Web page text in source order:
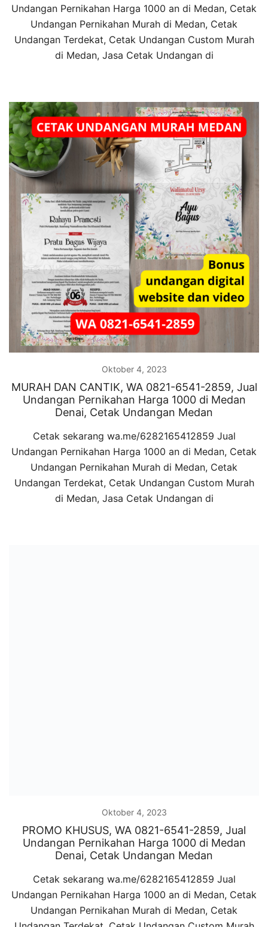
Undangan Pernikahan Harga 1000 an di Medan, Cetak
Undangan Pernikahan Murah di Medan, Cetak
Undangan Terdekat, Cetak Undangan Custom Murah
di Medan, Jasa Cetak Undangan di
Oktober 4, 2023
MURAH DAN CANTIK, WA 0821-6541-2859, Jual
Undangan Pernikahan Harga 1000 di Medan
Denai, Cetak Undangan Medan
Cetak sekarang wa.me/6282165412859 Jual
Undangan Pernikahan Harga 1000 an di Medan, Cetak
Undangan Pernikahan Murah di Medan, Cetak
Undangan Terdekat, Cetak Undangan Custom Murah
di Medan, Jasa Cetak Undangan di
Oktober 4, 2023
PROMO KHUSUS, WA 0821-6541-2859, Jual
Undangan Pernikahan Harga 1000 di Medan
Denai, Cetak Undangan Medan
Cetak sekarang wa.me/6282165412859 Jual
Undangan Pernikahan Harga 1000 an di Medan, Cetak
Undangan Pernikahan Murah di Medan, Cetak